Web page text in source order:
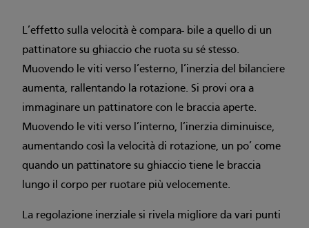
L’effetto sulla velocità è compara- bile a quello di un
pattinatore su ghiaccio che ruota su sé stesso.
Muovendo le viti verso l’esterno, l’inerzia del bilanciere
aumenta, rallentando la rotazione. Si provi ora a
immaginare un pattinatore con le braccia aperte.
Muovendo le viti verso l’interno, l’inerzia diminuisce,
aumentando così la velocità di rotazione, un po’ come
quando un pattinatore su ghiaccio tiene le braccia
lungo il corpo per ruotare più velocemente.
La regolazione inerziale si rivela migliore da vari punti